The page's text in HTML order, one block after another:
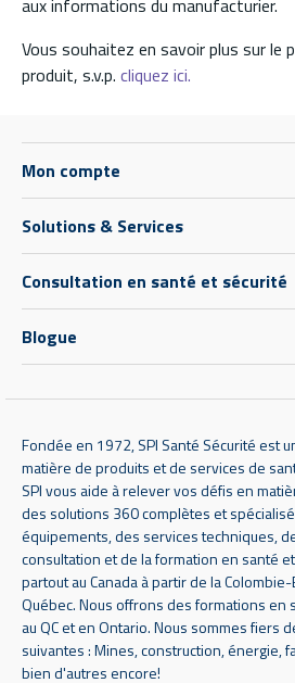
aux informations du manufacturier.
Vous souhaitez en savoir plus sur le
produit, s.v.p. cliquez ici.
Mon compte
Solutions & Services
Consultation en santé et sécurité
Blogue
Fondée en 1972, SPI Santé Sécurité est
matière de produits et de services de
SPI vous aide à relever vos défis en
des solutions 360 complètes et
équipements, des services techniques,
consultation et de la formation en santé
partout au Canada à partir de la
Québec. Nous offrons des formations en
au QC et en Ontario. Nous sommes fiers
suivantes : Mines, construction, énergie,
bien d'autres encore!